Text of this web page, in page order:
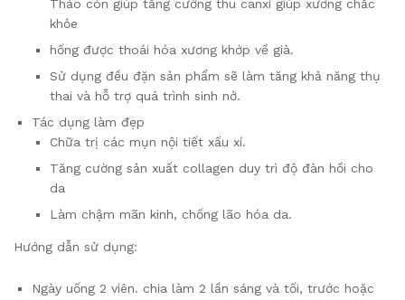
Thảo còn giúp tăng cường thu canxi giúp xương chắc
khỏe
hống được thoái hóa xương khớp về già.
Sử dụng đều đặn sản phẩm sẽ làm tăng khả năng thụ
thai và hỗ trợ quá trình sinh nở.
Tác dụng làm đẹp
Chữa trị các mụn nội tiết xấu xí.
Tăng cường sản xuất collagen duy trì độ đàn hồi cho
da
Làm chậm mãn kinh, chống lão hóa da.
Hướng dẫn sử dụng:
Ngày uống 2 viên. chia làm 2 lần sáng và tối, trước hoặc